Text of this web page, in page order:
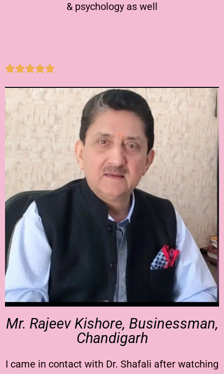
& psychology as well

Mr. Rajeev Kishore, Businessman,
Chandigarh
I came in contact with Dr. Shafali after watching